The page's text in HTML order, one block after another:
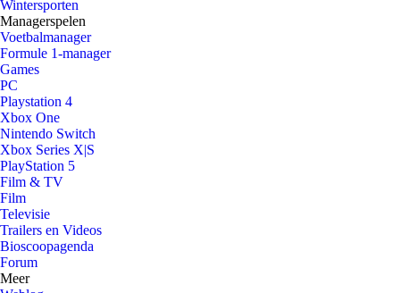
Wintersporten
Managerspelen
Voetbalmanager
Formule 1-manager
Games
PC
Playstation 4
Xbox One
Nintendo Switch
Xbox Series X|S
PlayStation 5
Film & TV
Film
Televisie
Trailers en Videos
Bioscoopagenda
Forum
Meer